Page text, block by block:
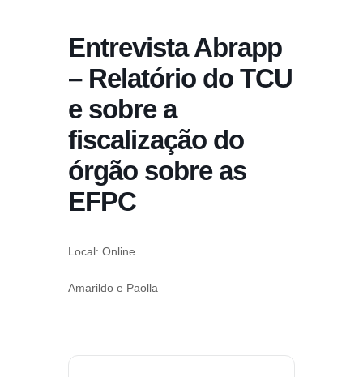
Entrevista Abrapp
– Relatório do TCU
e sobre a
fiscalização do
órgão sobre as
EFPC
Local: Online
Amarildo e Paolla